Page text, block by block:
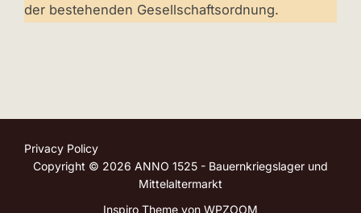
der bestehenden Gesellschaftsordnung.
Privacy Policy
Copyright © 2026 ANNO 1525 - Bauernkriegslager und
Mittelaltermarkt
Inspiro Theme von WPZOOM